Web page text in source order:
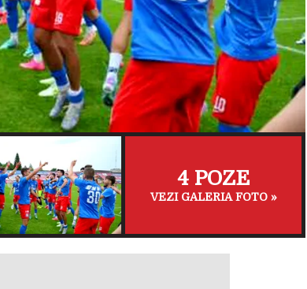
4 POZE
VEZI GALERIA FOTO »